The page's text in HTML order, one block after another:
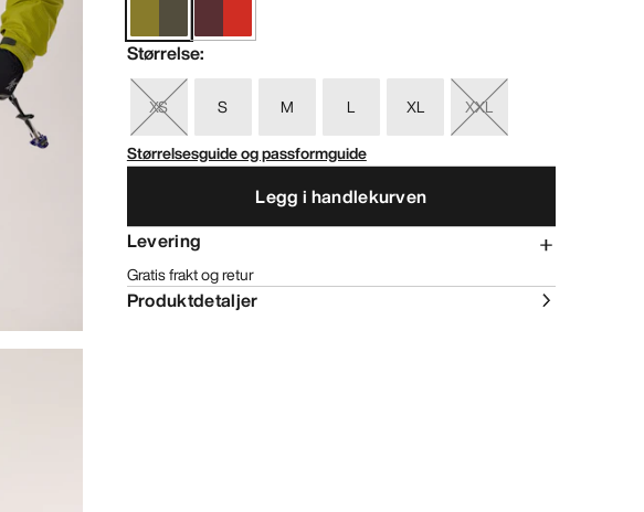
Størrelse:
XS S M L XL
XXL
Størrelsesguide og passformguide
Legg i handlekurven
Levering
Gratis frakt og retur
Produktdetaljer